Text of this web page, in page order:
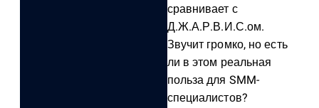
сравнивает с
Д.Ж.А.Р.В.И.С.ом.
Звучит громко, но есть
ли в этом реальная
польза для SMM-
специалистов?